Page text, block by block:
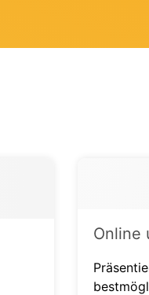
Online